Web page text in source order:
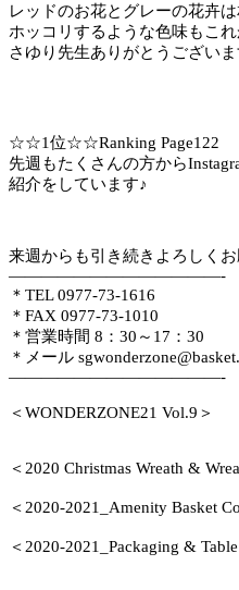
レッドのお花とグレーの花卉
ホッコリするような色味もこ
さゆり先生ありがとうござい
☆☆1位☆☆Ranking Page122
先週もたくさんの方から
紹介をしています♪
来週からも引き続きよろしく
—————————————-
＊TEL 0977-73-1616
＊FAX 0977-73-1010
＊営業時間 8：30～17：30
＊メール
—————————————-
＜WONDERZONE21 Vol.9＞
＜2020 Christmas Wreath &
＜2020-2021_Amenity Basket
＜2020-2021_Packaging &